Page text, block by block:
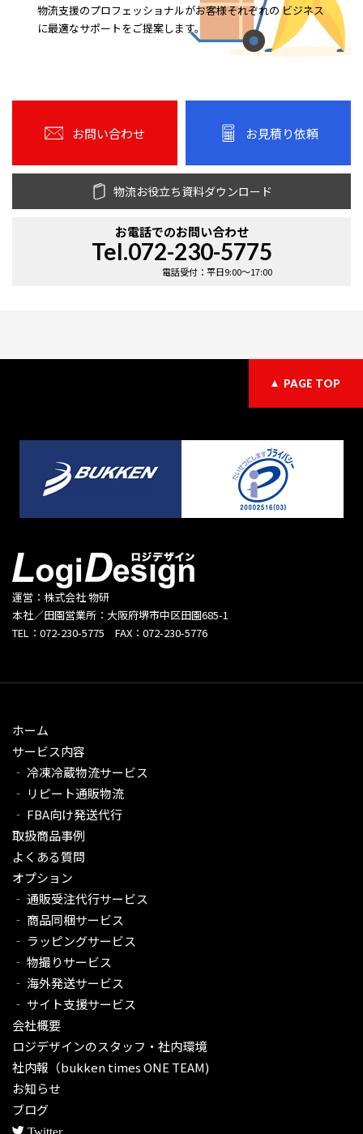
物流支援のプロフェッショナルがお客様それぞれの ビジネス
に最適なサポートをご提案します。
お問い合わせ お見積り依頼
物流お役立ち資料ダウンロード
お電話でのお問い合わせ
Tel.072-230-5775
電話受付：平日9:00〜17:00
PAGE TOP
運営：株式会社 物研
本社／田園営業所：大阪府堺市中区田園685-1
TEL：072-230-5775 FAX：072-230-5776
ホーム
サービス内容
‐ 冷凍冷蔵物流サービス
‐ リピート通販物流
‐ FBA向け発送代行
取扱商品事例
よくある質問
オプション
‐ 通販受注代行サービス​
‐ 商品同梱サービス
‐ ラッピングサービス
‐ 物撮りサービス
‐ 海外発送サービス
‐ サイト支援サービス
会社概要
ロジデザインのスタッフ・社内環境
社内報（bukken times ONE TEAM)
お知らせ
ブログ
Twitter